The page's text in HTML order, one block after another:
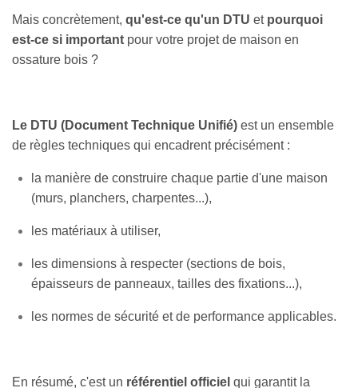
Mais concrètement, qu'est-ce qu'un DTU et pourquoi
est-ce si important pour votre projet de maison en
ossature bois ?
Le DTU (Document Technique Unifié) est un ensemble
de règles techniques qui encadrent précisément :
la manière de construire chaque partie d'une maison
(murs, planchers, charpentes...),
les matériaux à utiliser,
les dimensions à respecter (sections de bois,
épaisseurs de panneaux, tailles des fixations...),
les normes de sécurité et de performance applicables.
En résumé, c'est un référentiel officiel qui garantit la